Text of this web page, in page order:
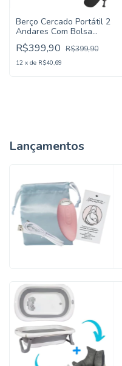
Berço Cercado Portátil 2
Andares Com Bolsa
Abertura Lateral Dobrável
Cinza - KaBaby
R$399,90 R$399,90
12 x de R$40,69
Lançamentos